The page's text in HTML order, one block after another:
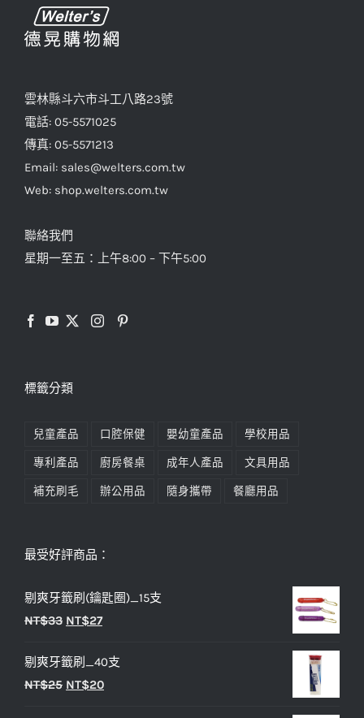
雲林縣斗六市斗工八路23號
電話: 05-5571025
傳真: 05-5571213
Email: sales@welters.com.tw
Web: shop.welters.com.tw
聯絡我們
星期一至五：上午8:00 – 下午5:00
標籤分類
兒童產品 口腔保健 嬰幼童產品 學校用品
專利產品 廚房餐桌 成年人產品 文具用品
補充刷毛 辦公用品 隨身攜帶 餐廳用品
最受好評商品：
剔爽牙籤刷(鑰匙圈)_15支
NT$33 原
價
格：
NT$27目
價
格：
剔爽牙籤刷_40支
NT$25 原
NT$20目